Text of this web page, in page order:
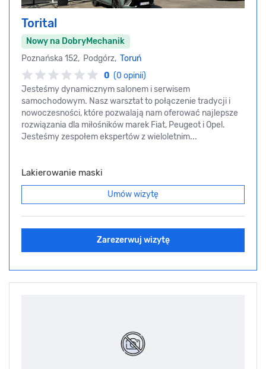
Torital
Nowy na DobryMechanik
Poznańska 152, Podgórz, Toruń
0 (0 opinii)
Jesteśmy dynamicznym salonem i serwisem
samochodowym. Nasz warsztat to połączenie tradycji i
nowoczesności, które pozwalają nam oferować najlepsze
rozwiązania dla miłośników marek Fiat, Peugeot i Opel.
Jesteśmy zespołem ekspertów z wieloletnim...
Lakierowanie maski
Umów wizytę
Zarezerwuj wizytę